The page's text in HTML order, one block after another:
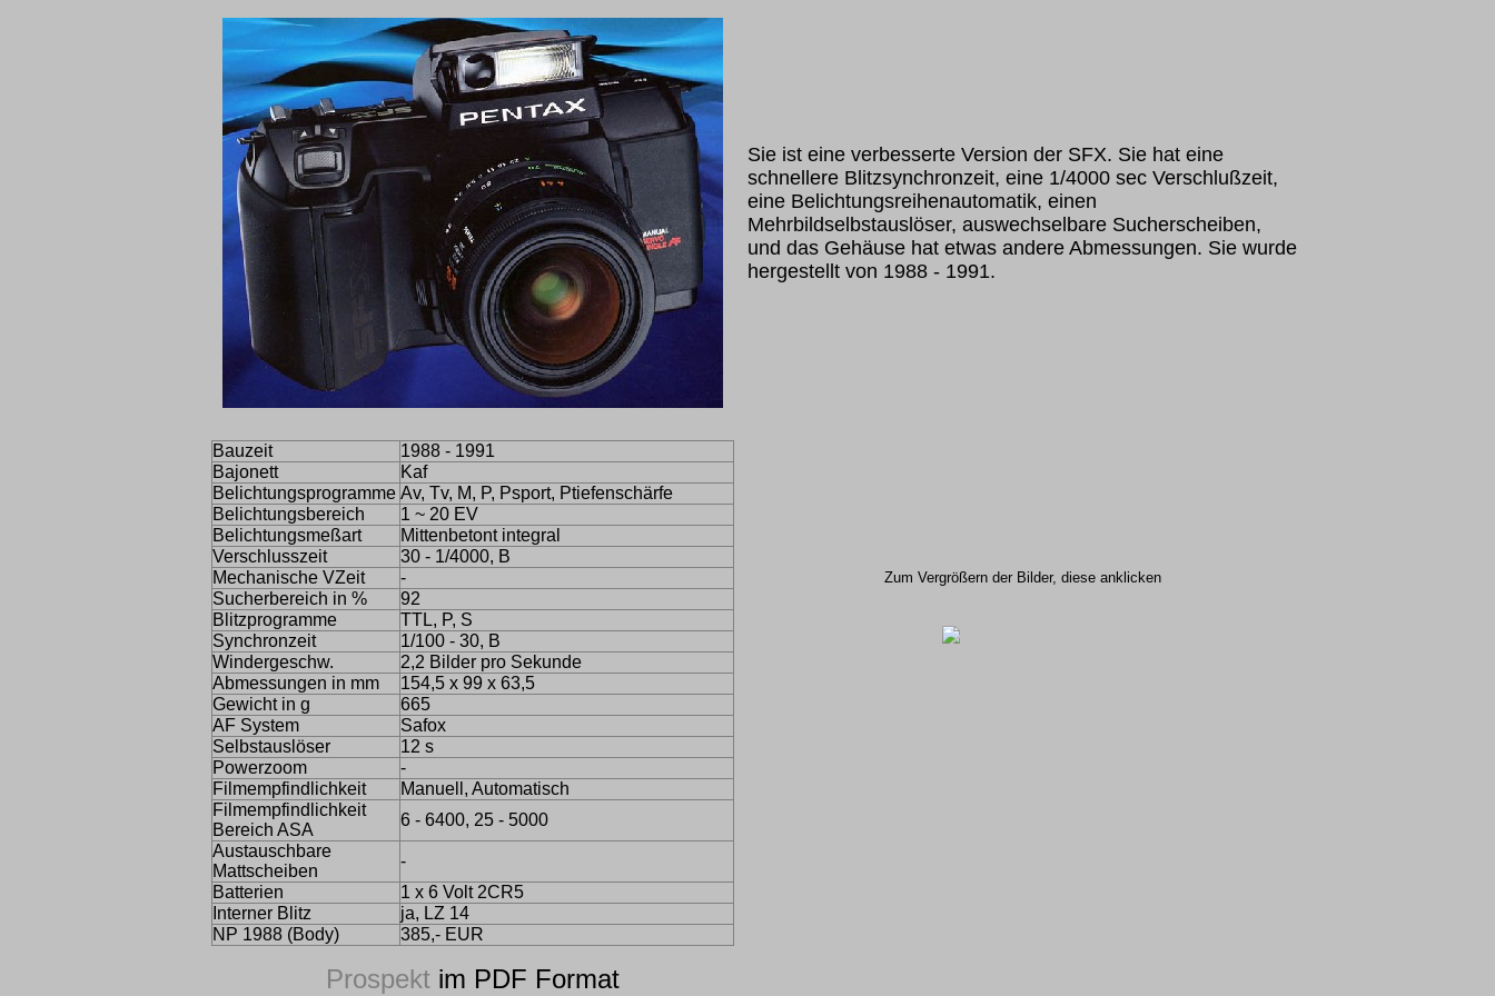
Sie ist eine verbesserte Version der SFX. Sie hat eine
schnellere Blitzsynchronzeit, eine 1/4000 sec Verschlußzeit,
eine Belichtungsreihenautomatik, einen
Mehrbildselbstauslöser, auswechselbare Sucherscheiben,
und das Gehäuse hat etwas andere Abmessungen. Sie wurde
hergestellt von 1988 - 1991.
Bauzeit
1988 - 1991
Bajonett
Kaf
Belichtungsprogramme Av, Tv, M, P, Psport, Ptiefenschärfe
Belichtungsbereich
1 ~ 20 EV
Belichtungsmeßart
Mittenbetont integral
Verschlusszeit
30 - 1/4000, B
Mechanische VZeit
-
Sucherbereich in %
92
Blitzprogramme
TTL, P, S
Synchronzeit
1/100 - 30, B
Windergeschw.
2,2 Bilder pro Sekunde
Abmessungen in mm
154,5 x 99 x 63,5
Gewicht in g
665
AF System
Safox
Selbstauslöser
12 s
Powerzoom
-
Filmempfindlichkeit
Manuell, Automatisch
Filmempfindlichkeit
Bereich ASA
6 - 6400, 25 - 5000
Austauschbare
Mattscheiben
-
Batterien
1 x 6 Volt 2CR5
Interner Blitz
ja, LZ 14
NP 1988 (Body)
385,- EUR
Prospektim PDF Format
Zum Vergrößern der Bilder, diese anklicken